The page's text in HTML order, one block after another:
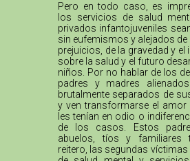
Pero en todo caso, es
los servicios de salud
privados infantojuveniles
sin eufemismos y alejados
prejuicios, de la gravedad y
sobre la salud y el futuro
niños. Por no hablar de los
padres y madres
brutalmente separados de
y ven transformarse el amor
les tenían en odio o
de los casos. Estos
abuelos, tíos y familiares
reitero, las segundas víctimas